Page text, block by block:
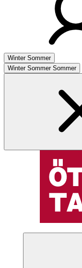
Winter Sommer
Winter Sommer Sommer